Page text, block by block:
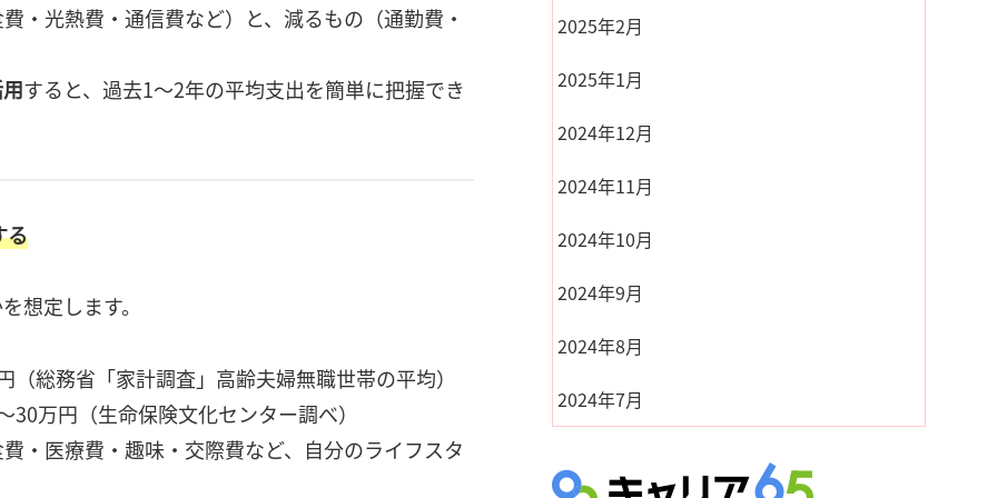
・光熱費・通信費など）と、減るもの（通勤費・
すると、過去1〜2年の平均支出を簡単に把握でき
る
想定します。
総務省「家計調査」高齢夫婦無職世帯の平均）
万円（生命保険文化センター調べ）
・医療費・趣味・交際費など、自分のライフスタ
2025年2月
2025年1月
2024年12月
2024年11月
2024年10月
2024年9月
2024年8月
2024年7月